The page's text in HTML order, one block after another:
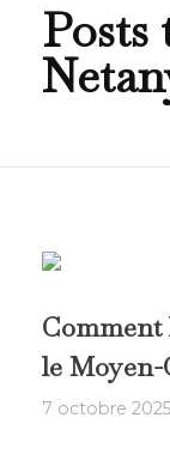
Posts
Comment
le
7 octobre 2025